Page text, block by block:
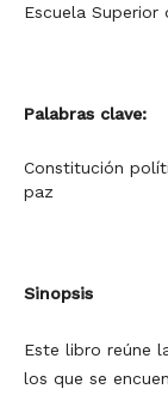
Escuela Superior
Palabras clave:
Constitución
paz
Sinopsis
Este libro reúne
los que se